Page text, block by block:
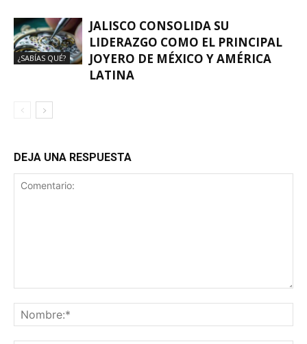
¿SABÍAS QUÉ?
JALISCO CONSOLIDA SU
LIDERAZGO COMO EL PRINCIPAL
JOYERO DE MÉXICO Y AMÉRICA
LATINA
DEJA UNA RESPUESTA